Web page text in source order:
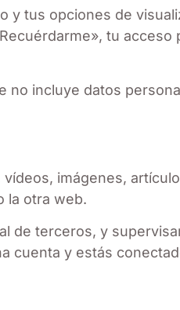
tus opciones de
tu
no incluye datos
imágenes,
la otra web.
de terceros, y
cuenta y estás